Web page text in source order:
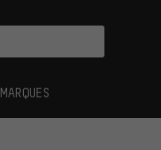
MARQUES